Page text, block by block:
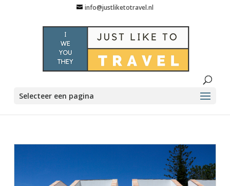
info@justliketotravel.nl
Selecteer een pagina